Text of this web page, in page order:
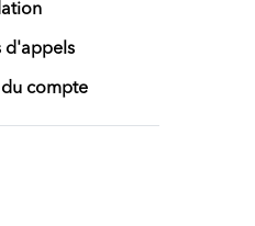
d'appels
du compte